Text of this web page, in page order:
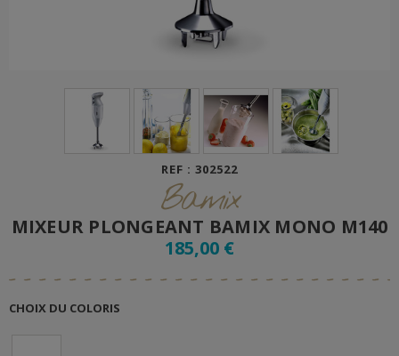
REF : 302522
Bamix
MIXEUR PLONGEANT BAMIX MONO M140
185,00 €
CHOIX DU COLORIS